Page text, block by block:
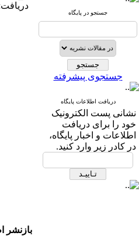
جستجو در پایگاه
جستجوی پیشرفته
دریافت اطلاعات پایگاه
نشانی پست الکترونیک
خود را برای دریافت
اطلاعات و اخبار پایگاه،
در کادر زیر وارد کنید.
دریافت: 1395/1/10 | پذیرش: 1395/1/10 | انتشار:
بازنشر